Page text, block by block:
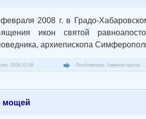
2008 г. в Градо-
икон святой
архиепископа
2008-12-08 Опубликовал: Администратор
мощей